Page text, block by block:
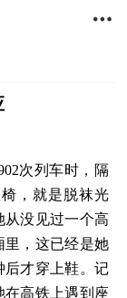

次列车时，隔
，就是脱袜光
从没见过一个高
里，这已经是她
后才穿上鞋。记
高铁上遇到座